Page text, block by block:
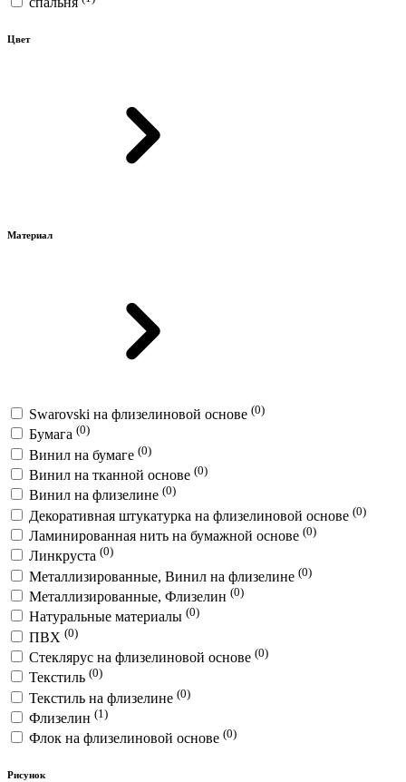
Цвет
Материал
Swarovski на флизелиновой основе (0)
Бумага (0)
Винил на бумаге (0)
Винил на тканной основе (0)
Винил на флизелине (0)
Декоративная штукатурка на флизелиновой основе (0)
Ламинированная нить на бумажной основе (0)
Линкруста (0)
Металлизированные, Винил на флизелине (0)
Металлизированные, Флизелин (0)
Натуральные материалы (0)
ПВХ (0)
Стеклярус на флизелиновой основе (0)
Текстиль (0)
Текстиль на флизелине (0)
Флизелин (1)
Флок на флизелиновой основе (0)
Рисунок